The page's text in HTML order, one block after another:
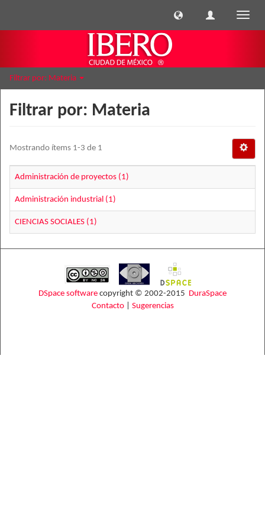
Filtrar por: Materia
Filtrar por: Materia
Mostrando ítems 1-3 de 1
Administración de proyectos (1)
Administración industrial (1)
CIENCIAS SOCIALES (1)
DSpace software copyright © 2002-2015 DuraSpace
Contacto| Sugerencias